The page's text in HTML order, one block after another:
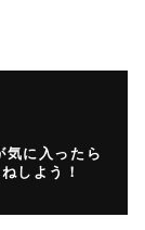
気に入ったら
しよう！